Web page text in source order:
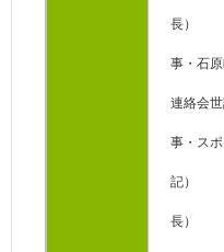
増尾
長）
増田
事・石原
松井
連絡会世
松岡
事・スポ
松下
記）
松本
長）
松本